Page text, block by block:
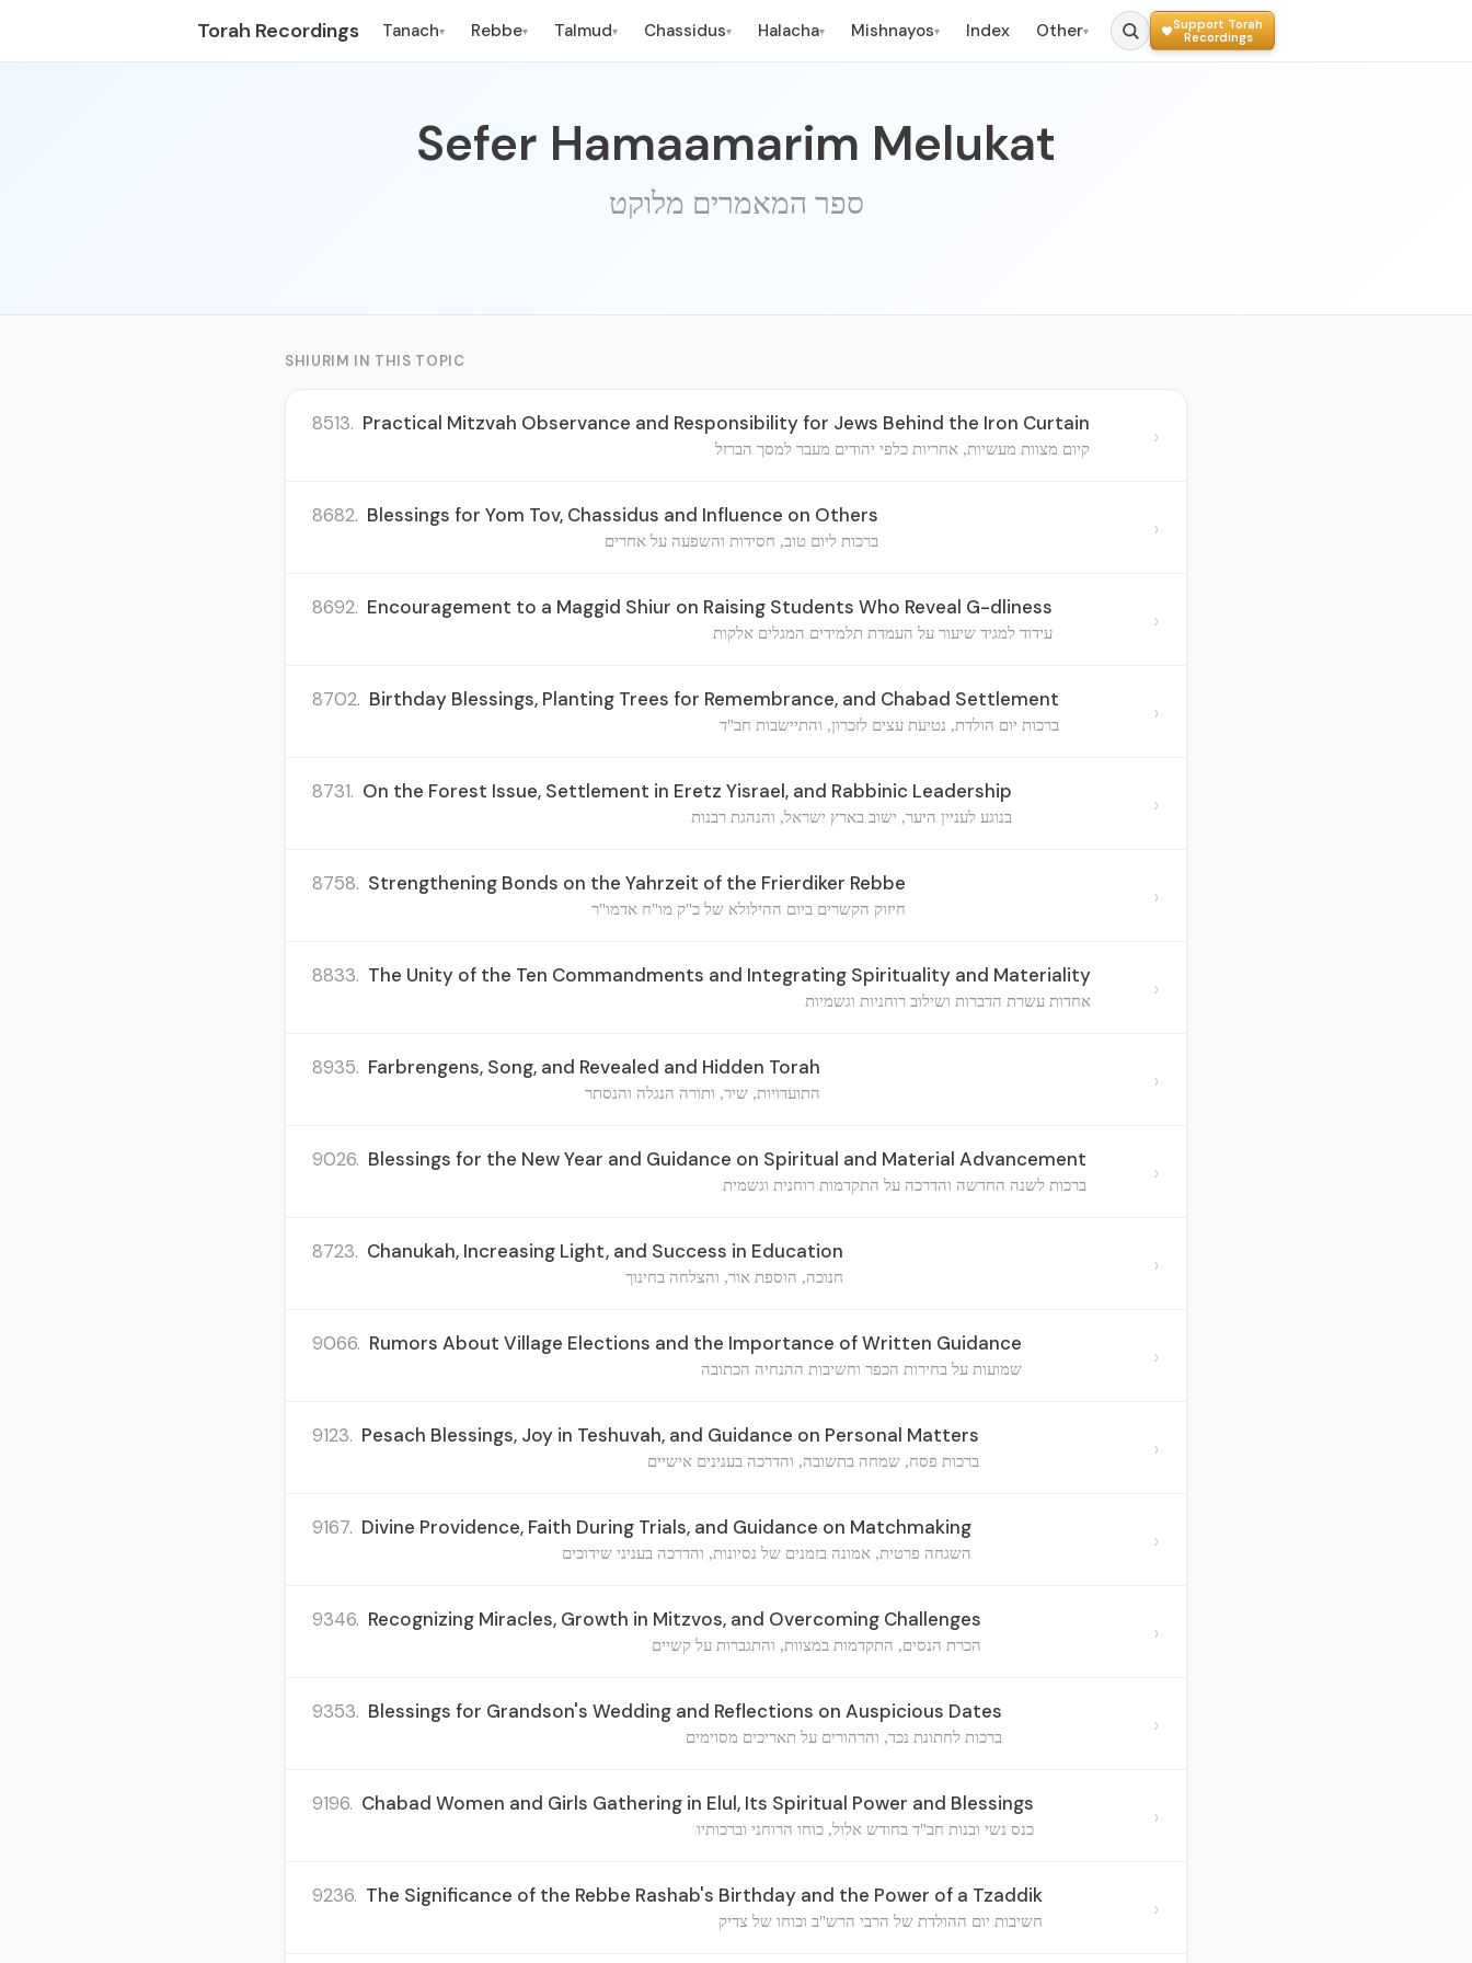
Torah Recordings Tanach▾ Rebbe▾ Talmud▾ Chassidus▾ Halacha▾ Mishnayos▾ Index Other▾
Support Torah
Recordings
Sefer Hamaamarim Melukat
ספר המאמרים מלוקט
SHIURIM IN THIS TOPIC
8513. Practical Mitzvah Observance and Responsibility for Jews Behind the Iron Curtain
קיום מצוות מעשיות, אחריות כלפי יהודים מעבר למסך הברזל ›
8682. Blessings for Yom Tov, Chassidus and Influence on Others
ברכות ליום טוב, חסידות והשפעה על אחרים ›
8692. Encouragement to a Maggid Shiur on Raising Students Who Reveal G-dliness
עידוד למגיד שיעור על העמדת תלמידים המגלים אלקות ›
8702. Birthday Blessings, Planting Trees for Remembrance, and Chabad Settlement
ברכות יום הולדת, נטיעת עצים לזכרון, והתיישבות חב"ד ›
8731. On the Forest Issue, Settlement in Eretz Yisrael, and Rabbinic Leadership
בנוגע לעניין היער, ישוב בארץ ישראל, והנהגת רבנות ›
8758. Strengthening Bonds on the Yahrzeit of the Frierdiker Rebbe
חיזוק הקשרים ביום ההילולא של כ"ק מו"ח אדמו"ר ›
8833. The Unity of the Ten Commandments and Integrating Spirituality and Materiality
אחדות עשרת הדברות ושילוב רוחניות וגשמיות ›
8935. Farbrengens, Song, and Revealed and Hidden Torah
התועדויות, שיר, ותורה הנגלה והנסתר ›
9026. Blessings for the New Year and Guidance on Spiritual and Material Advancement
ברכות לשנה החדשה והדרכה על התקדמות רוחנית וגשמית ›
8723. Chanukah, Increasing Light, and Success in Education
חנוכה, הוספת אור, והצלחה בחינוך ›
9066. Rumors About Village Elections and the Importance of Written Guidance
שמועות על בחירות הכפר וחשיבות ההנחיה הכתובה ›
9123. Pesach Blessings, Joy in Teshuvah, and Guidance on Personal Matters
ברכות פסח, שמחה בתשובה, והדרכה בענינים אישיים ›
9167. Divine Providence, Faith During Trials, and Guidance on Matchmaking
השגחה פרטית, אמונה בזמנים של נסיונות, והדרכה בעניני שידוכים ›
9346. Recognizing Miracles, Growth in Mitzvos, and Overcoming Challenges
הכרת הנסים, התקדמות במצוות, והתגברות על קשיים ›
9353. Blessings for Grandson's Wedding and Reflections on Auspicious Dates
ברכות לחתונת נכד, והרהורים על תאריכים מסוימים ›
9196. Chabad Women and Girls Gathering in Elul, Its Spiritual Power and Blessings
כנס נשי ובנות חב"ד בחודש אלול, כוחו הרוחני וברכותיו ›
9236. The Significance of the Rebbe Rashab's Birthday and the Power of a Tzaddik
חשיבות יום ההולדת של הרבי הרש"ב וכוחו של צדיק ›